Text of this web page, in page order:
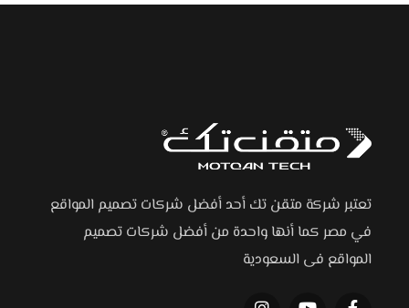
تعتبر شركة متقن تك أحد أفضل شركات تصميم المواقع
في مصر كما أنها واحدة من أفضل شركات تصميم
المواقع فى السعودية